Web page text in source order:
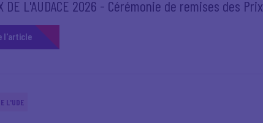
DE L'AUDACE 2026 - Cérémonie de remises des Prix
l'article
L'UDE